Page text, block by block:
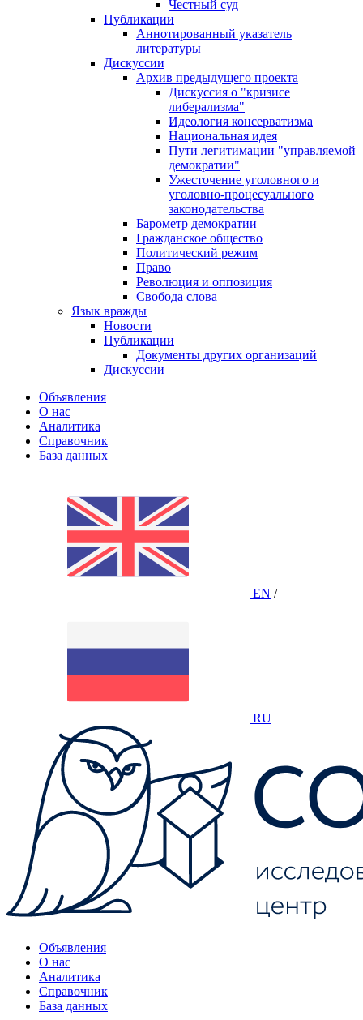
Честный суд
Публикации
Аннотированный указатель
литературы
Дискуссии
Архив предыдущего проекта
Дискуссия о "кризисе
либерализма"
Идеология консерватизма
Национальная идея
Пути легитимации "управляемой
демократии"
Ужесточение уголовного и
уголовно-процесуального
законодательства
Барометр демократии
Гражданское общество
Политический режим
Право
Революция и оппозиция
Свобода слова
Язык вражды
Новости
Публикации
Документы других организаций
Дискуссии
Объявления
О нас
Аналитика
Справочник
База данных
EN /
RU
Объявления
О нас
Аналитика
Справочник
База данных